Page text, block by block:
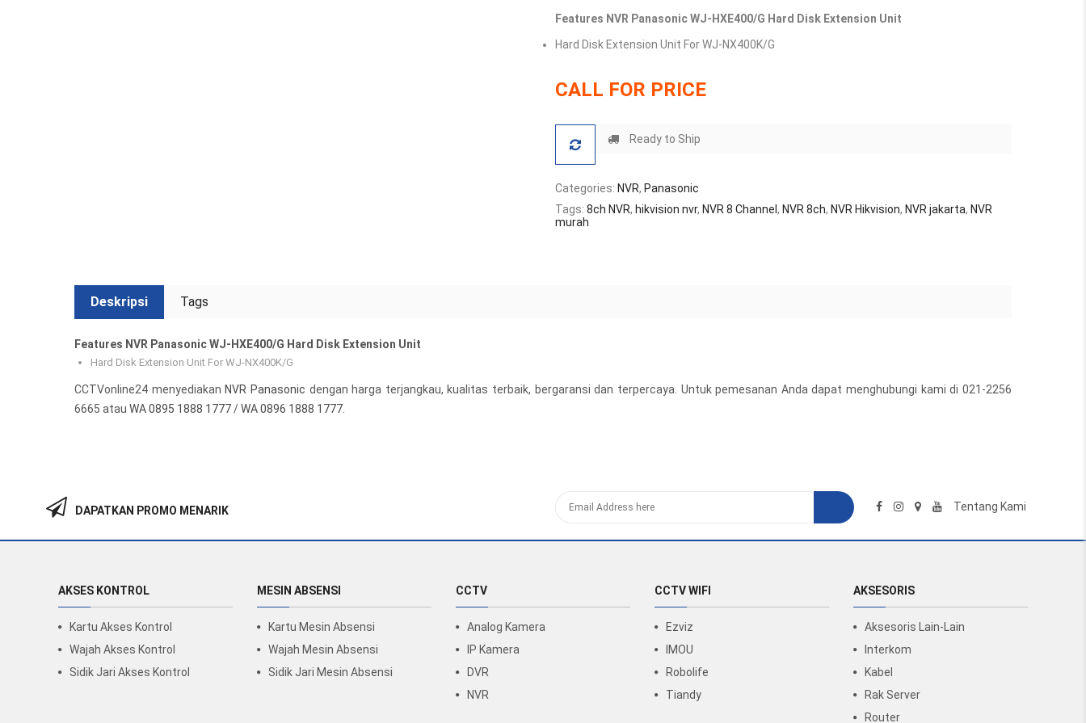
Features NVR Panasonic WJ-HXE400/G Hard Disk Extension Unit
Hard Disk Extension Unit For WJ-NX400K/G
CALL FOR PRICE
Ready to Ship
Categories: NVR, Panasonic
Tags: 8ch NVR, hikvision nvr, NVR 8 Channel , NVR 8ch, NVR Hikvision, NVR jakarta, NVR
murah
Deskripsi Tags
Features NVR Panasonic WJ-HXE400/G Hard Disk Extension Unit
Hard Disk Extension Unit For WJ-NX400K/G
CCTVonline24 menyediakan NVR Panasonic dengan harga terjangkau, kualitas terbaik, bergaransi dan terpercaya. Untuk pemesanan Anda dapat menghubungi kami di 021-2256
6665 atau WA 0895 1888 1777/WA 0896 1888 1777
DAPATKAN PROMO MENARIK Tentang Kami
AKSES KONTROL
Kartu Akses Kontrol
Wajah Akses Kontrol
Sidik Jari Akses Kontrol
MESIN ABSENSI
Kartu Mesin Absensi
Wajah Mesin Absensi
Sidik Jari Mesin Absensi
CCTV
Analog Kamera
IP Kamera
DVR
NVR
CCTV WIFI
Ezviz
IMOU
Robolife
Tiandy
AKSESORIS
Aksesoris Lain-Lain
Interkom
Kabel
Rak Server
Router